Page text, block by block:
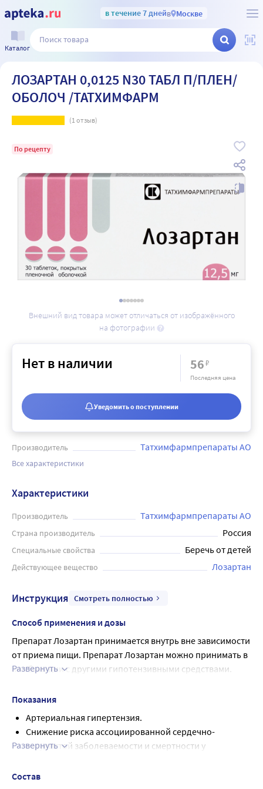
в течение 7 днейв Москве
Каталог
ЛОЗАРТАН 0,0125 N30 ТАБЛ П/ПЛЕН/
ОБОЛОЧ /ТАТХИМФАРМ
(1отзыв)
По рецепту
Внешний вид товара может отличаться от изображённого
на фотографии
Производитель Татхимфармпрепараты АО
Все характеристики
Нет в наличии 56₽
Последняя цена
Уведомить о поступлении
Характеристики
Производитель Татхимфармпрепараты АО
Страна производитель Россия
Специальные свойства Беречь от детей
Действующее вещество Лозартан
Инструкция Смотреть полностью
Способ применения и дозы
Препарат Лозартан принимается внутрь вне зависимости
от приема пищи. Препарат Лозартан можно принимать в
комбинации с другими гипотензивными средствами.
Стандартная начальная и поддерживающая доза для
Лозартан 1 раз в сутки. Максимальный
антигипертензивный эффект достигается через 36
недель от начала терапии. У некоторых пациентов для
увеличена до максимальной суточной дозы 100 мг
Развернуть
Показания
Артериальная гипертензия.
Снижение риска ассоциированной сердечно-
сосудистой заболеваемости и смертности у
гипертрофией левого желудочка, проявляющееся
Развернуть
Состав